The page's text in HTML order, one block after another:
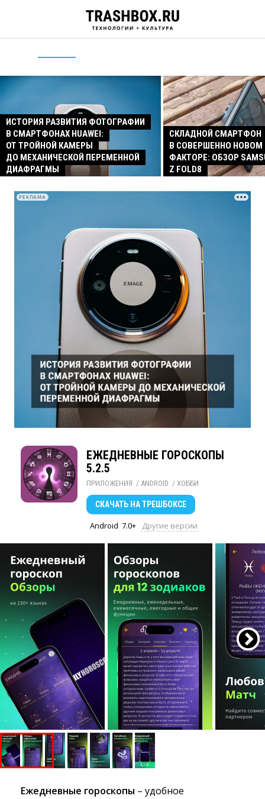
ИСТОРИЯ РАЗВИТИЯ ФОТОГРАФИИ
В СМАРТФОНАХ HUAWEI:
ОТ ТРОЙНОЙ КАМЕРЫ
ДО МЕХАНИЧЕСКОЙ ПЕРЕМЕННОЙ
ДИАФРАГМЫ
СКЛАДНОЙ СМАРТФОН
В СОВЕРШЕННО
ФАКТОРЕ: ОБЗОР
Z FOLD8
РЕКЛАМА
ЕЖЕДНЕВНЫЕ ГОРОСКОПЫ
5.2.5
ПРИЛОЖЕНИЯ / ANDROID / ХОББИ
СКАЧАТЬ НА ТРЕШБОКСЕ
Android 7.0+ Другие версии
Ежедневные гороскопы – удобное